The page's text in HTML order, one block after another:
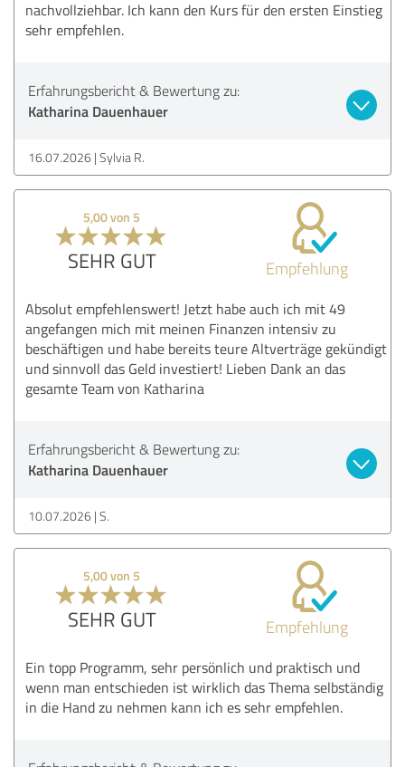
nachvollziehbar. Ich kann den Kurs für den ersten Einstieg
sehr empfehlen.
Erfahrungsbericht & Bewertung zu:
Katharina Dauenhauer
16.07.2026 Sylvia R.
5,00 von 5
SEHR GUT Empfehlung
Absolut empfehlenswert! Jetzt habe auch ich mit 49
angefangen mich mit meinen Finanzen intensiv zu
beschäftigen und habe bereits teure Altverträge gekündigt
und sinnvoll das Geld investiert! Lieben Dank an das
gesamte Team von Katharina
Erfahrungsbericht & Bewertung zu:
Katharina Dauenhauer
10.07.2026 S.
5,00 von 5
SEHR GUT Empfehlung
Ein topp Programm, sehr persönlich und praktisch und
wenn man entschieden ist wirklich das Thema selbständig
in die Hand zu nehmen kann ich es sehr empfehlen.